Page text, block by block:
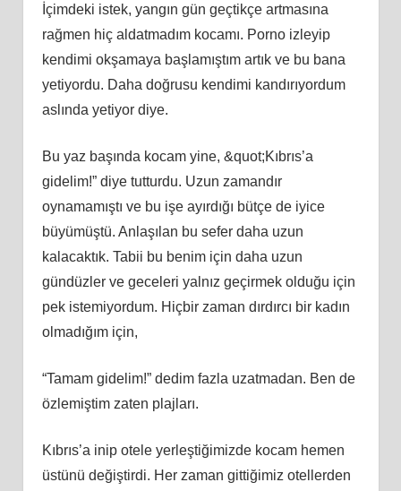
İçimdeki istek, yangın gün geçtikçe artmasına
rağmen hiç aldatmadım kocamı. Porno izleyip
kendimi okşamaya başlamıştım artık ve bu bana
yetiyordu. Daha doğrusu kendimi kandırıyordum
aslında yetiyor diye.
Bu yaz başında kocam yine, &quot;Kıbrıs’a
gidelim!” diye tutturdu. Uzun zamandır
oynamamıştı ve bu işe ayırdığı bütçe de iyice
büyümüştü. Anlaşılan bu sefer daha uzun
kalacaktık. Tabii bu benim için daha uzun
gündüzler ve geceleri yalnız geçirmek olduğu için
pek istemiyordum. Hiçbir zaman dırdırcı bir kadın
olmadığım için,
“Tamam gidelim!” dedim fazla uzatmadan. Ben de
özlemiştim zaten plajları.
Kıbrıs’a inip otele yerleştiğimizde kocam hemen
üstünü değiştirdi. Her zaman gittiğimiz otellerden